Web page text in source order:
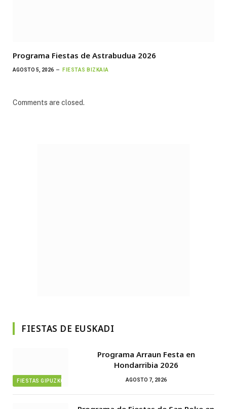
Programa Fiestas de Astrabudua 2026
AGOSTO 5, 2026 FIESTAS BIZKAIA
Comments are closed.
FIESTAS DE EUSKADI
FIESTAS GIPUZKOA
Programa Arraun Festa en
Hondarribia 2026
AGOSTO 7, 2026